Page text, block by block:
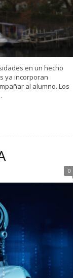
en un hecho
ya incorporan
al alumno. Los
0